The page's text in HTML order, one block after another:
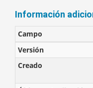
Información
Campo
Versión
Creado